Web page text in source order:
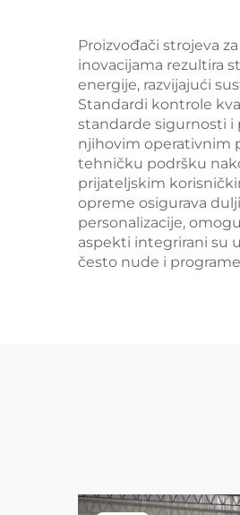
Proizvođači strojeva
inovacijama rezultira
energije, razvijajući
Standardi kontrole
standarde sigurnosti i
njihovim operativnim
tehničku podršku
prijateljskim
opreme osigurava
personalizacije,
aspekti integrirani su
često nude i